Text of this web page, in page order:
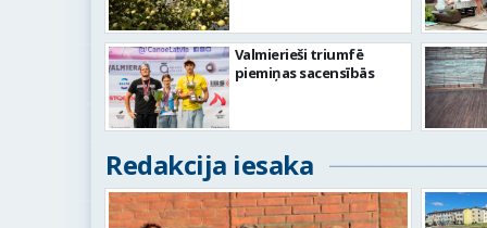
Valmierieši triumfē
piemiņas sacensībās
Redakcija iesaka